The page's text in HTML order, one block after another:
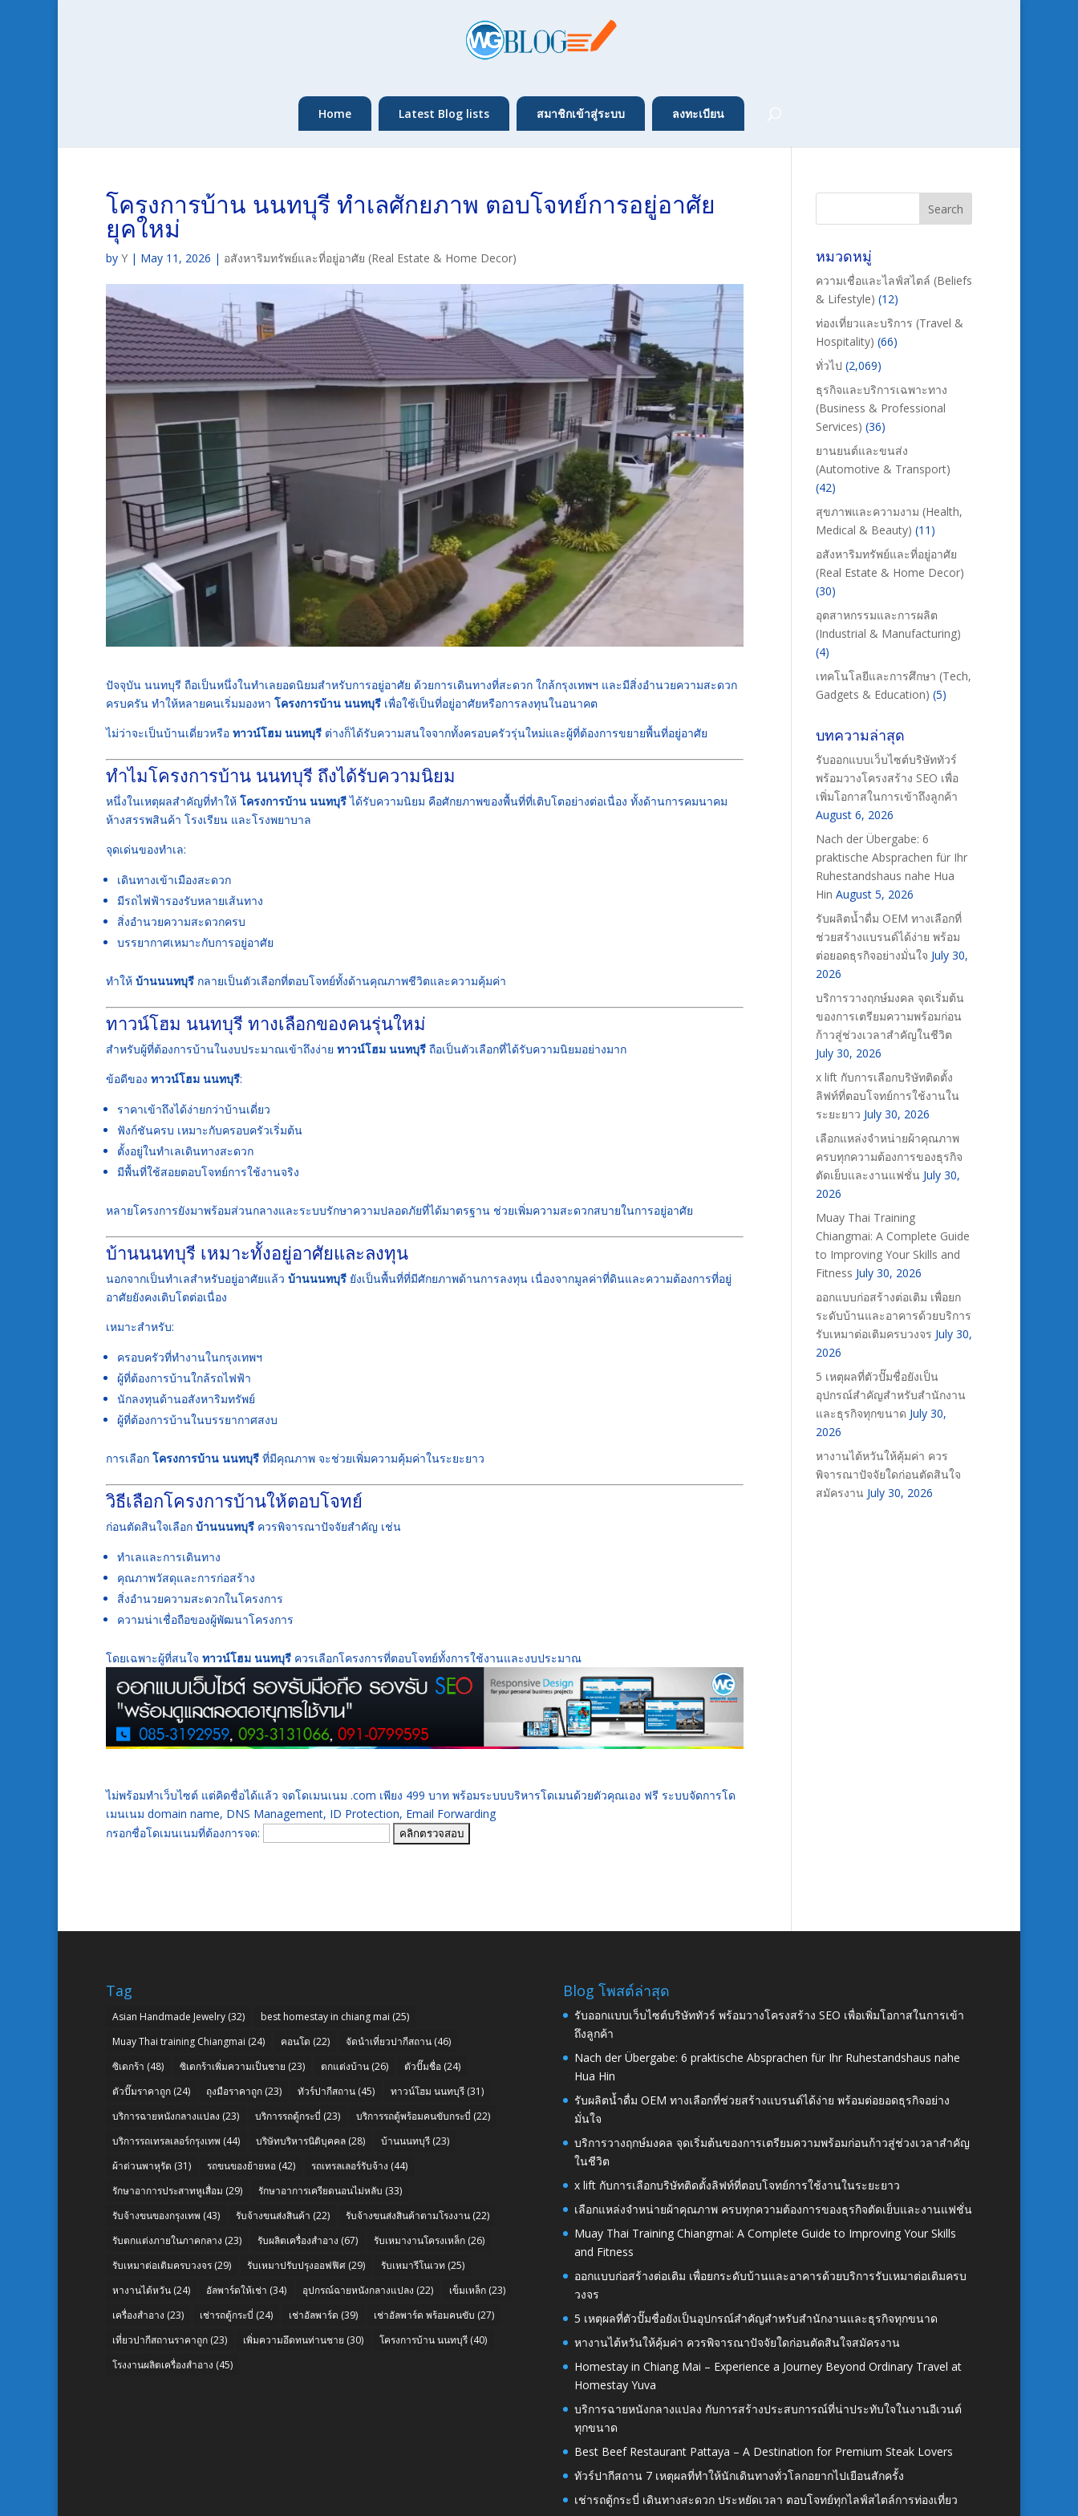
Home Latest Blog lists สมาชิกเข้าสู่ระบบ ลงทะเบียน
โครงการบ้าน นนทบุรี ทำเลศักยภาพ ตอบโจทย์การอยู่อาศัย
ยุคใหม่
by Y | May 11, 2026 | อสังหาริมทรัพย์และที่อยู่อาศัย (Real Estate & Home Decor)
ปัจจุบัน นนทบุรี ถือเป็นหนึ่งในทำเลยอดนิยมสำหรับการอยู่อาศัย ด้วยการเดินทางที่สะดวก ใกล้กรุงเทพฯ และมีสิ่งอำนวยความสะดวก
ครบครัน ทำให้หลายคนเริ่มมองหา โครงการบ้าน นนทบุรี เพื่อใช้เป็นที่อยู่อาศัยหรือการลงทุนในอนาคต
ไม่ว่าจะเป็นบ้านเดี่ยวหรือ ทาวน์โฮม นนทบุรี ต่างก็ได้รับความสนใจจากทั้งครอบครัวรุ่นใหม่และผู้ที่ต้องการขยายพื้นที่อยู่อาศัย
ทำไมโครงการบ้าน นนทบุรี ถึงได้รับความนิยม
หนึ่งในเหตุผลสำคัญที่ทำให้ โครงการบ้าน นนทบุรีได้รับความนิยม คือศักยภาพของพื้นที่ที่เติบโตอย่างต่อเนื่อง ทั้งด้านการคมนาคม
ห้างสรรพสินค้า โรงเรียน และโรงพยาบาล
จุดเด่นของทำเล:
เดินทางเข้าเมืองสะดวก
มีรถไฟฟ้ารองรับหลายเส้นทาง
สิ่งอำนวยความสะดวกครบ
บรรยากาศเหมาะกับการอยู่อาศัย
ทำให้ บ้านนนทบุรี กลายเป็นตัวเลือกที่ตอบโจทย์ทั้งด้านคุณภาพชีวิตและความคุ้มค่า
ทาวน์โฮม นนทบุรี ทางเลือกของคนรุ่นใหม่
สำหรับผู้ที่ต้องการบ้านในงบประมาณเข้าถึงง่าย ทาวน์โฮม นนทบุรี ถือเป็นตัวเลือกที่ได้รับความนิยมอย่างมาก
ข้อดีของ ทาวน์โฮม นนทบุรี:
ราคาเข้าถึงได้ง่ายกว่าบ้านเดี่ยว
ฟังก์ชันครบ เหมาะกับครอบครัวเริ่มต้น
ตั้งอยู่ในทำเลเดินทางสะดวก
มีพื้นที่ใช้สอยตอบโจทย์การใช้งานจริง
หลายโครงการยังมาพร้อมส่วนกลางและระบบรักษาความปลอดภัยที่ได้มาตรฐาน ช่วยเพิ่มความสะดวกสบายในการอยู่อาศัย
บ้านนนทบุรี เหมาะทั้งอยู่อาศัยและลงทุน
นอกจากเป็นทำเลสำหรับอยู่อาศัยแล้ว บ้านนนทบุรี ยังเป็นพื้นที่ที่มีศักยภาพด้านการลงทุน เนื่องจากมูลค่าที่ดินและความต้องการที่อยู่
อาศัยยังคงเติบโตต่อเนื่อง
เหมาะสำหรับ:
ครอบครัวที่ทำงานในกรุงเทพฯ
ผู้ที่ต้องการบ้านใกล้รถไฟฟ้า
นักลงทุนด้านอสังหาริมทรัพย์
ผู้ที่ต้องการบ้านในบรรยากาศสงบ
การเลือก โครงการบ้าน นนทบุรี ที่มีคุณภาพ จะช่วยเพิ่มความคุ้มค่าในระยะยาว
วิธีเลือกโครงการบ้านให้ตอบโจทย์
ก่อนตัดสินใจเลือก บ้านนนทบุรี ควรพิจารณาปัจจัยสำคัญ เช่น
ทำเลและการเดินทาง
คุณภาพวัสดุและการก่อสร้าง
สิ่งอำนวยความสะดวกในโครงการ
ความน่าเชื่อถือของผู้พัฒนาโครงการ
โดยเฉพาะผู้ที่สนใจ ทาวน์โฮม นนทบุรี ควรเลือกโครงการที่ตอบโจทย์ทั้งการใช้งานและงบประมาณ
ไม่พร้อมทำเว็บไซต์ แต่คิดชื่อได้แล้ว จดโดเมนเนม .com เพียง 499 บาท พร้อมระบบบริหารโดเมนด้วยตัวคุณเอง ฟรี ระบบจัดการโด
เมนเนม domain name, DNS Management, ID Protection, Email Forwarding
กรอกชื่อโดเมนเนมที่ต้องการจด:
หมวดหมู่
ความเชื่อและไลฟ์สไตล์ (Beliefs
& Lifestyle) (12)
ท่องเที่ยวและบริการ (Travel &
Hospitality) (66)
ทั่วไป (2,069)
ธุรกิจและบริการเฉพาะทาง
(Business & Professional
Services) (36)
ยานยนต์และขนส่ง
(Automotive & Transport)
(42)
สุขภาพและความงาม (Health,
Medical & Beauty) (11)
อสังหาริมทรัพย์และที่อยู่อาศัย
(Real Estate & Home Decor)
(30)
อุตสาหกรรมและการผลิต
(Industrial & Manufacturing)
(4)
เทคโนโลยีและการศึกษา (Tech,
Gadgets & Education) (5)
บทความล่าสุด
รับออกแบบเว็บไซต์บริษัททัวร์
พร้อมวางโครงสร้าง SEO เพื่อ
เพิ่มโอกาสในการเข้าถึงลูกค้า
August 6, 2026
Nach der Übergabe: 6
praktische Absprachen für Ihr
Ruhestandshaus nahe Hua
Hin August 5, 2026
รับผลิตน้ำดื่ม OEM ทางเลือกที่
ช่วยสร้างแบรนด์ได้ง่าย พร้อม
ต่อยอดธุรกิจอย่างมั่นใจ July 30,
2026
บริการวางฤกษ์มงคล จุดเริ่มต้น
ของการเตรียมความพร้อมก่อน
ก้าวสู่ช่วงเวลาสำคัญในชีวิต
July 30, 2026
x lift กับการเลือกบริษัทติดตั้ง
ลิฟท์ที่ตอบโจทย์การใช้งานใน
ระยะยาว July 30, 2026
เลือกแหล่งจำหน่ายผ้าคุณภาพ
ครบทุกความต้องการของธุรกิจ
ตัดเย็บและงานแฟชั่น July 30,
2026
Muay Thai Training
Chiangmai: A Complete Guide
to Improving Your Skills and
Fitness July 30, 2026
ออกแบบก่อสร้างต่อเติม เพื่อยก
ระดับบ้านและอาคารด้วยบริการ
รับเหมาต่อเติมครบวงจร July 30,
2026
5 เหตุผลที่ตัวปั๊มชื่อยังเป็น
อุปกรณ์สำคัญสำหรับสำนักงาน
และธุรกิจทุกขนาด July 30,
2026
หางานไต้หวันให้คุ้มค่า ควร
พิจารณาปัจจัยใดก่อนตัดสินใจ
สมัครงาน July 30, 2026
Tag
Asian Handmade Jewelry (32) best homestay in chiang mai (25)
Muay Thai training Chiangmai (24) คอนโด (22) จัดนำเที่ยวปากีสถาน (46)
ซิเดกร้า (48) ซิเดกร้าเพิ่มความเป็นชาย (23) ตกแต่งบ้าน (26) ตัวปั๊มชื่อ (24)
ตัวปั๊มราคาถูก (24) ถุงมือราคาถูก (23) ทัวร์ปากีสถาน (45) ทาวน์โฮม นนทบุรี (31)
บริการฉายหนังกลางแปลง (23) บริการรถตู้กระบี่ (23) บริการรถตู้พร้อมคนขับกระบี่ (22)
บริการรถเทรลเลอร์กรุงเทพ (44) บริษัทบริหารนิติบุคคล (28) บ้านนนทบุรี (23)
ผ้าต่วนพาหุรัด (31) รถขนของย้ายหอ (42) รถเทรลเลอร์รับจ้าง (44)
รักษาอาการประสาทหูเสื่อม (29) รักษาอาการเครียดนอนไม่หลับ (33)
รับจ้างขนของกรุงเทพ (43) รับจ้างขนส่งสินค้า (22) รับจ้างขนส่งสินค้าตามโรงงาน (22)
รับตกแต่งภายในภาคกลาง (23) รับผลิตเครื่องสำอาง (67) รับเหมางานโครงเหล็ก (26)
รับเหมาต่อเติมครบวงจร (29) รับเหมาปรับปรุงออฟฟิศ (29) รับเหมารีโนเวท (25)
หางานไต้หวัน (24) อัลพาร์ดให้เช่า (34) อุปกรณ์ฉายหนังกลางแปลง (22) เข็มเหล็ก (23)
เครื่องสำอาง (23) เช่ารถตู้กระบี่ (24) เช่าอัลพาร์ด (39) เช่าอัลพาร์ด พร้อมคนขับ (27)
เที่ยวปากีสถานราคาถูก (23) เพิ่มความอึดทนท่านชาย (30) โครงการบ้าน นนทบุรี (40)
โรงงานผลิตเครื่องสำอาง (45)
Blog โพสต์ล่าสุด
รับออกแบบเว็บไซต์บริษัททัวร์ พร้อมวางโครงสร้าง SEO เพื่อเพิ่มโอกาสในการเข้า
ถึงลูกค้า
Nach der Übergabe: 6 praktische Absprachen für Ihr Ruhestandshaus nahe
Hua Hin
รับผลิตน้ำดื่ม OEM ทางเลือกที่ช่วยสร้างแบรนด์ได้ง่าย พร้อมต่อยอดธุรกิจอย่าง
มั่นใจ
บริการวางฤกษ์มงคล จุดเริ่มต้นของการเตรียมความพร้อมก่อนก้าวสู่ช่วงเวลาสำคัญ
ในชีวิต
x lift กับการเลือกบริษัทติดตั้งลิฟท์ที่ตอบโจทย์การใช้งานในระยะยาว
เลือกแหล่งจำหน่ายผ้าคุณภาพ ครบทุกความต้องการของธุรกิจตัดเย็บและงานแฟชั่น
Muay Thai Training Chiangmai: A Complete Guide to Improving Your Skills
and Fitness
ออกแบบก่อสร้างต่อเติม เพื่อยกระดับบ้านและอาคารด้วยบริการรับเหมาต่อเติมครบ
วงจร
5 เหตุผลที่ตัวปั๊มชื่อยังเป็นอุปกรณ์สำคัญสำหรับสำนักงานและธุรกิจทุกขนาด
หางานไต้หวันให้คุ้มค่า ควรพิจารณาปัจจัยใดก่อนตัดสินใจสมัครงาน
Homestay in Chiang Mai – Experience a Journey Beyond Ordinary Travel at
Homestay Yuva
บริการฉายหนังกลางแปลง กับการสร้างประสบการณ์ที่น่าประทับใจในงานอีเวนต์
ทุกขนาด
Best Beef Restaurant Pattaya – A Destination for Premium Steak Lovers
ทัวร์ปากีสถาน 7 เหตุผลที่ทำให้นักเดินทางทั่วโลกอยากไปเยือนสักครั้ง
เช่ารถตู้กระบี่ เดินทางสะดวก ประหยัดเวลา ตอบโจทย์ทุกไลฟ์สไตล์การท่องเที่ยว